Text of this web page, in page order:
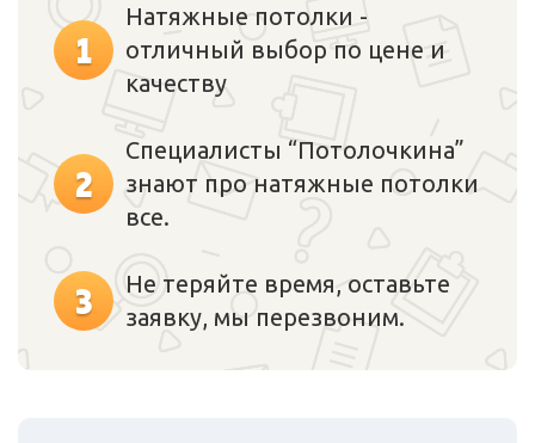
1
Натяжные потолки -
отличный выбор по цене и
качеству
2
Специалисты “Потолочкина”
знают про натяжные потолки
все.
3
Не теряйте время, оставьте
заявку, мы перезвоним.